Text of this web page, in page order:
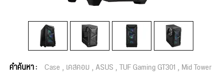
คำค้นหา : Case เคสคอม ASUS TUF Gaming GT301 Mid Tower